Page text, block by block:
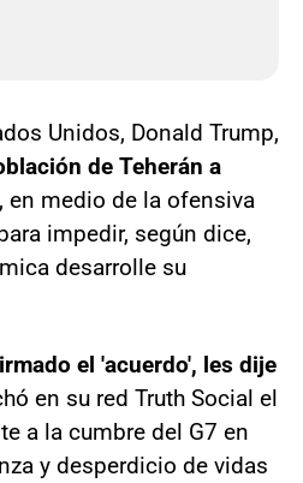
Unidos, Donald Trump,
de Teherán a
, en medio de la ofensiva
impedir, según dice,
desarrolle su
el 'acuerdo', les dije
en su red Truth Social el
a la cumbre del G7 en
y desperdicio de vidas